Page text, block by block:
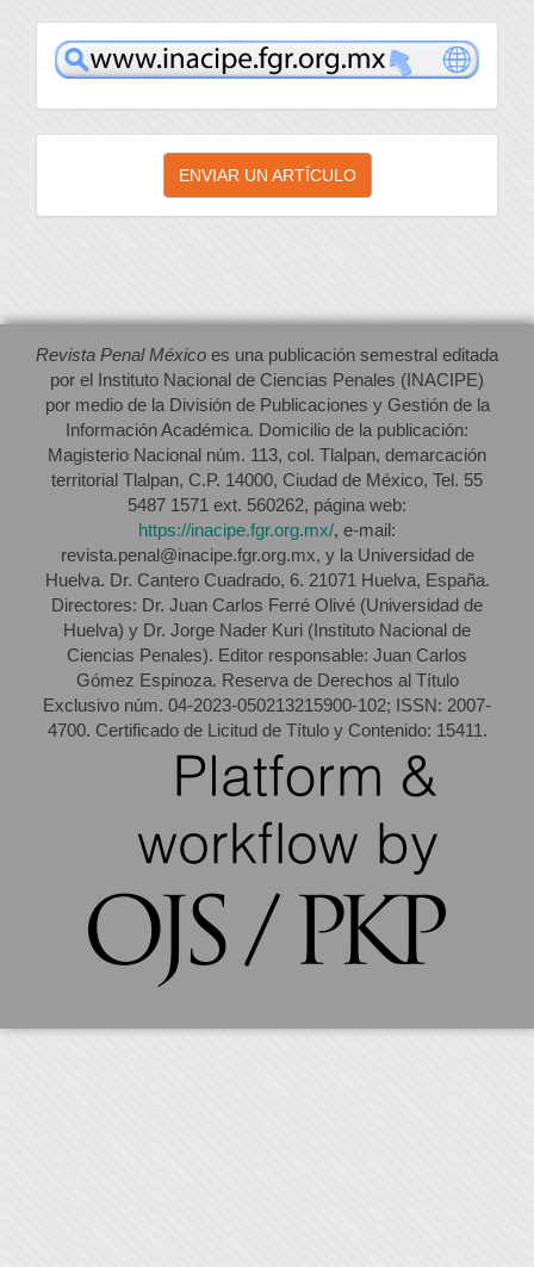
inacipe
Enviar
artículo
ENVIAR UN ARTÍCULO
Revista Penal México es una publicación semestral editada
por el Instituto Nacional de Ciencias Penales (INACIPE)
por medio de la División de Publicaciones y Gestión de la
Información Académica. Domicilio de la publicación:
Magisterio Nacional núm. 113, col. Tlalpan, demarcación
territorial Tlalpan, C.P. 14000, Ciudad de México, Tel. 55
5487 1571 ext. 560262, página web:
https://inacipe.fgr.org.mx/, e-mail:
revista.penal@inacipe.fgr.org.mx, y la Universidad de
Huelva. Dr. Cantero Cuadrado, 6. 21071 Huelva, España.
Directores: Dr. Juan Carlos Ferré Olivé (Universidad de
Huelva) y Dr. Jorge Nader Kuri (Instituto Nacional de
Ciencias Penales). Editor responsable: Juan Carlos
Gómez Espinoza. Reserva de Derechos al Título
Exclusivo núm. 04-2023-050213215900-102; ISSN: 2007-
4700. Certificado de Licitud de Título y Contenido: 15411.